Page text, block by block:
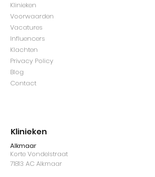
Klinieken
Voorwaarden
Vacatures
Influencers
Klachten
Privacy Policy
Blog
Contact
Klinieken
Alkmaar​​​
Korte Vondelstraat
71813 AC Alkmaar